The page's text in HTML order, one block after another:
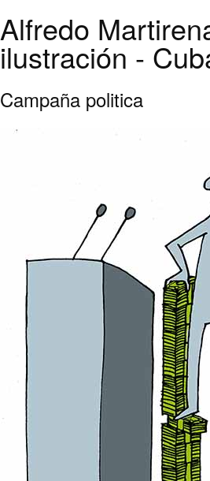
Alfredo
ilustración -
Campaña politica